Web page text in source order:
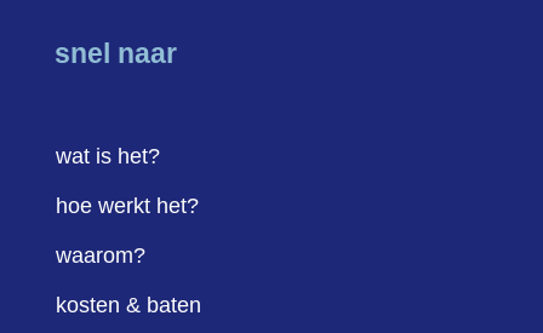
snel naar
wat is het?
hoe werkt het?
waarom?
kosten & baten